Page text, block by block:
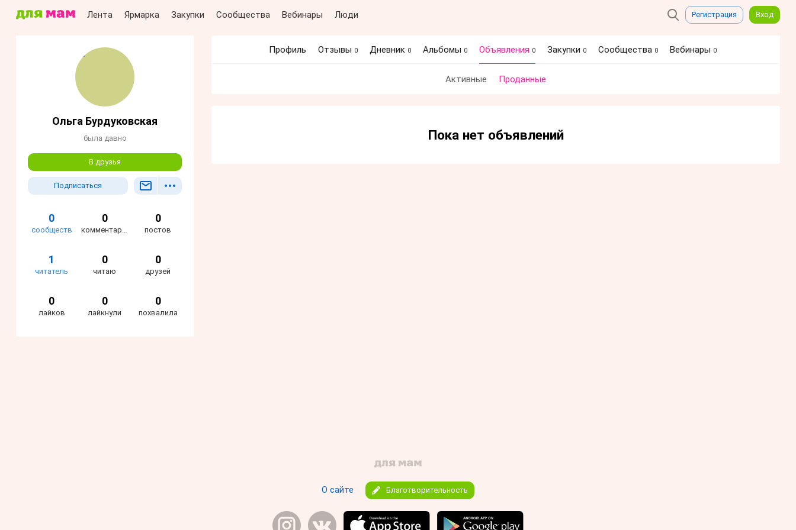
Лента Ярмарка Закупки Сообщества Вебинары Люди Регистрация Вход
Ольга Бурдуковская
была давно
В друзья
Подписаться
0
сообществ
0
комментариев
0
постов
1
читатель
0
читаю
0
друзей
0
лайков
0
лайкнули
0
похвалила
Профиль Отзывы 0 Дневник 0 Альбомы 0 Объявления 0 Закупки 0 Сообщества 0 Вебинары 0
Активные Проданные
Пока нет объявлений
О сайте Благотворительность